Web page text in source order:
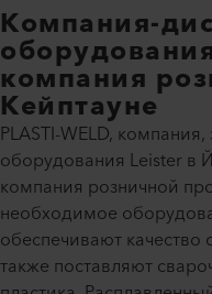
Компания-
компания
Кейптауне
PLASTI-WELD,
оборудования Leister в
компания розничной
необходимое
обеспечивают
также поставляют